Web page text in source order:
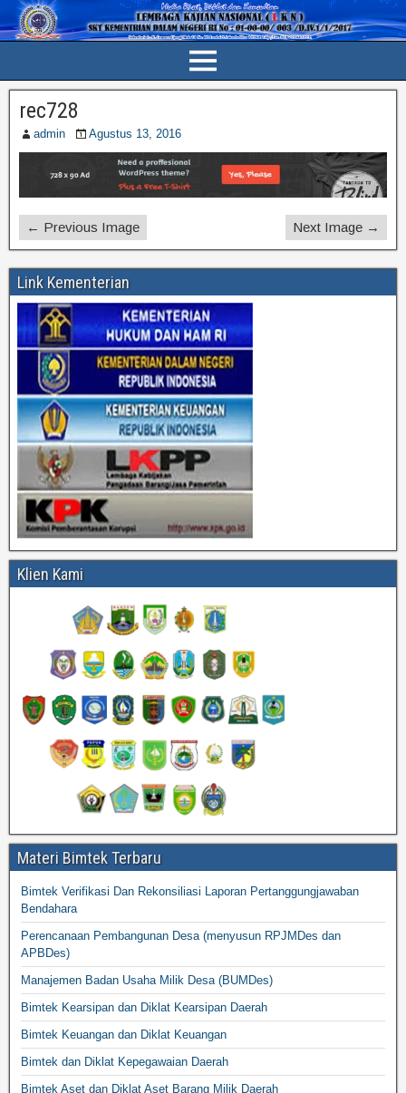
rec728
admin Agustus 13, 2016
← Previous Image Next Image →
Link Kementerian
Klien Kami
Materi Bimtek Terbaru
Bimtek Verifikasi Dan Rekonsiliasi Laporan Pertanggungjawaban
Bendahara
Perencanaan Pembangunan Desa (menyusun RPJMDes dan
APBDes)
Manajemen Badan Usaha Milik Desa (BUMDes)
Bimtek Kearsipan dan Diklat Kearsipan Daerah
Bimtek Keuangan dan Diklat Keuangan
Bimtek dan Diklat Kepegawaian Daerah
Bimtek Aset dan Diklat Aset Barang Milik Daerah